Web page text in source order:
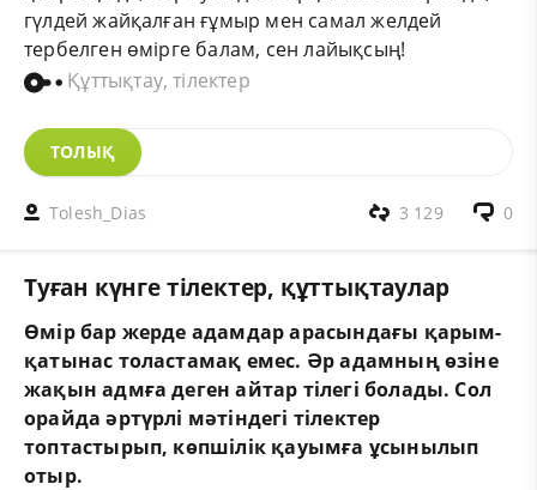
гүлдей жайқалған ғұмыр мен самал желдей
тербелген өмірге балам, сен лайықсың!
Құттықтау, тілектер
ТОЛЫҚ
Tolesh_Dias 0
3 129
Туған күнге тілектер, құттықтаулар
Өмір бар жерде адамдар арасындағы қарым-
қатынас толастамақ емес. Әр адамның өзіне
жақын адмға деген айтар тілегі болады. Сол
орайда әртүрлі мәтіндегі тілектер
топтастырып, көпшілік қауымға ұсынылып
отыр.